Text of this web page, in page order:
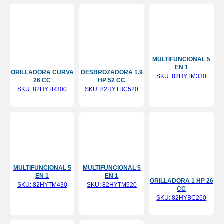
ORILLADORA CURVA
26 CC
SKU:82HYTR300
DESBROZADORA 1.9
HP 52 CC
SKU:82HYTBC520
MULTIFUNCIONAL 5
EN 1
SKU:82HYTM330
MULTIFUNCIONAL 5
EN 1
SKU: 82HYTM430
MULTIFUNCIONAL 5
EN 1
SKU: 82HYTM520
ORILLADORA 1 HP 26
CC
SKU:82HYBC260